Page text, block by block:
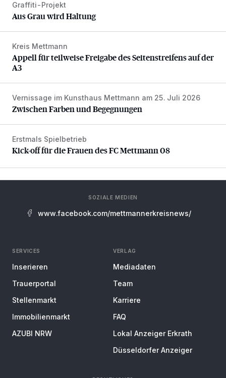
Aus Grau wird Haltung
Graffiti-Projekt
Aus Grau wird Haltung
Appell für teilweise Freigabe des Seitenstreifens auf der A3
Kreis Mettmann
Appell für teilweise Freigabe des Seitenstreifens auf der
A3
Zwischen Farben und Begegnungen
Vernissage im Kunsthaus Mettmann am 25. Juli 2026
Zwischen Farben und Begegnungen
Kick-off für die Frauen des FC Mettmann 08
Erstmals Spielbetrieb
Kick-off für die Frauen des FC Mettmann 08
SOZIALE MEDIEN
www.facebook.com/mettmannerkreisnews/
SERVICES
Inserieren
Trauerportal
Stellenmarkt
Immobilienmarkt
AZUBI NRW
VERLAG
Mediadaten
Team
Karriere
FAQ
Lokal Anzeiger Erkrath
Düsseldorfer Anzeiger